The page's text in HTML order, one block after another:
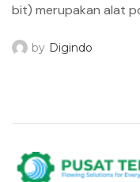
bit) merupakan alat
padat....
by Digindo